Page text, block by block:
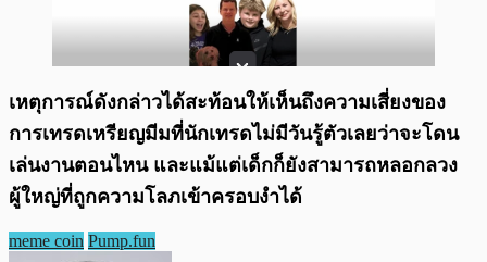
เหตุการณ์ดังกล่าวได้สะท้อนให้เห็นถึงความเสี่ยงของ
การเทรดเหรียญมีมที่นักเทรดไม่มีวันรู้ตัวเลยว่าจะโดน
เล่นงานตอนไหน และแม้แต่เด็กก็ยังสามารถหลอกลวง
ผู้ใหญ่ที่ถูกความโลภเข้าครอบงำได้
meme coin Pump.fun